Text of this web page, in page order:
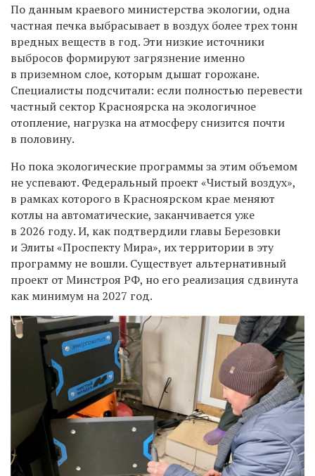
По данным краевого министерства экологии, одна
частная печка выбрасывает в воздух более трех тонн
вредных веществ в год. Эти низкие источники
выбросов формируют загрязнение именно
в приземном слое, которым дышат горожане.
Специалисты подсчитали: если полностью перевести
частный сектор Красноярска на экологичное
отопление, нагрузка на атмосферу снизится почти
в половину.
Но пока экологические программы за этим объемом
не успевают. Федеральный проект «Чистый воздух»,
в рамках которого в Красноярском крае меняют
котлы на автоматические, заканчивается уже
в 2026 году. И, как подтвердили главы Березовки
и Элиты «Проспекту Мира», их территории в эту
программу не вошли. Существует альтернативный
проект от Минстроя РФ, но его реализация сдвинута
как минимум на 2027 год.